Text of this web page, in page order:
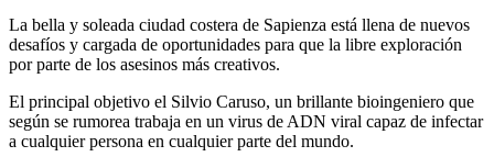
La bella y soleada ciudad costera de Sapienza está llena de nuevos
desafíos y cargada de oportunidades para que la libre exploración
por parte de los asesinos más creativos.
El principal objetivo el Silvio Caruso, un brillante bioingeniero que
según se rumorea trabaja en un virus de ADN viral capaz de infectar
a cualquier persona en cualquier parte del mundo.